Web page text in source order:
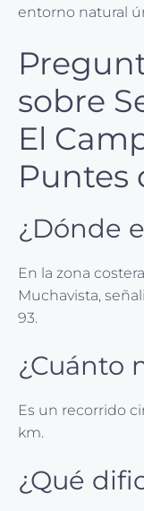
entorno natural
sobre
El
Puntes
¿Dónde
En la zona
Muchavista,
93.
¿Cuánto
Es un recorrido
km.
¿Qué